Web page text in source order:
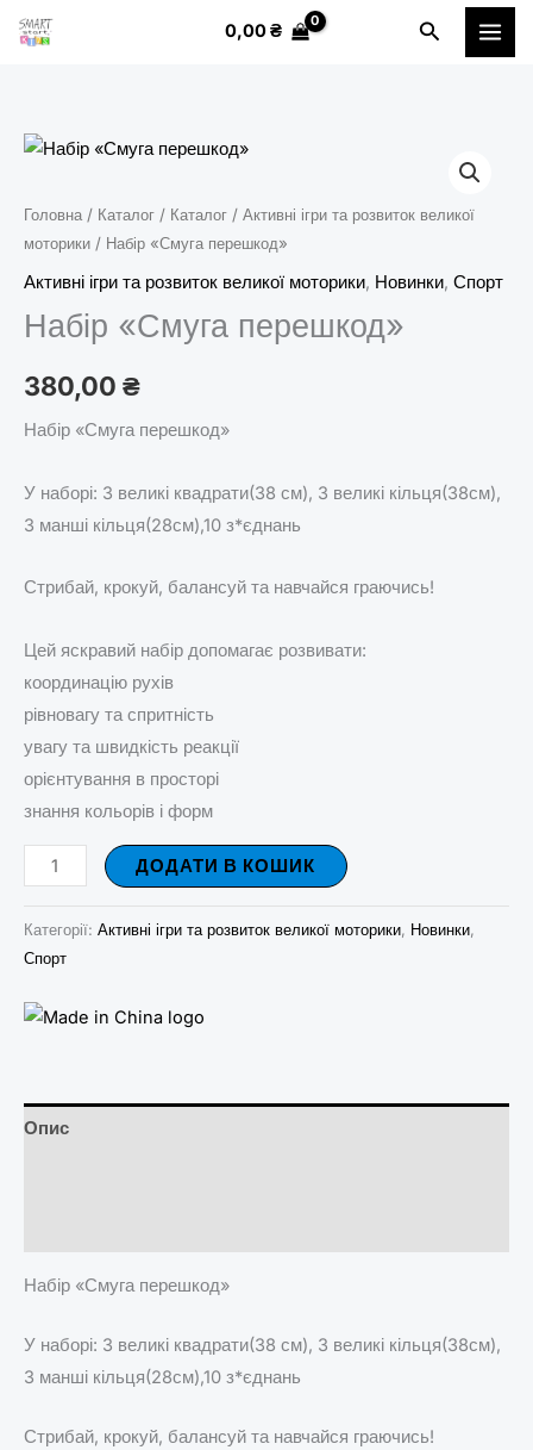
Перейти
0,00₴ Пошук
Головна / Каталог / Каталог / Активні ігри та розвиток великої
моторики / Набір «Смуга перешкод»
Активні ігри та розвиток великої моторики, Новинки, Спорт
Набір «Смуга перешкод»
380,00 ₴
Набір «Смуга перешкод»
У наборі: 3 великі квадрати(38 см), 3 великі кільця(38см),
3 манші кільця(28см),10 з*єднань
Стрибай, крокуй, балансуй та навчайся граючись!
Цей яскравий набір допомагає розвивати:
координацію рухів
рівновагу та спритність
увагу та швидкість реакції
орієнтування в просторі
знання кольорів і форм
Набір
перешкод»
кількість
ДОДАТИ В КОШИК
Категорії: Активні ігри та розвиток великої моторики, Новинки,
Спорт
Опис
Набір «Смуга перешкод»
У наборі: 3 великі квадрати(38 см), 3 великі кільця(38см),
3 манші кільця(28см),10 з*єднань
Стрибай, крокуй, балансуй та навчайся граючись!